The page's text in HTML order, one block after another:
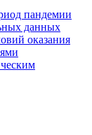
пандемии
данных
оказания